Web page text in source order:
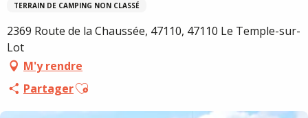
TERRAIN DE CAMPING NON CLASSÉ
2369 Route de la Chaussée, 47110, 47110 Le Temple-sur-
Lot
M'y rendre
PartagerAjouter aux favoris